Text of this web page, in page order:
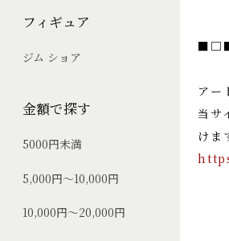
フィギュア
ジム ショア
金額で探す
5000円未満
5,000円～10,000円
10,000円～20,000円
■□■
アー
当サ
けま